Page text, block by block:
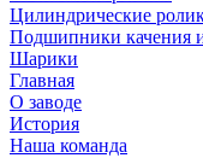
Цилиндрические
Подшипники качения
Шарики
Главная
О заводе
История
Наша команда